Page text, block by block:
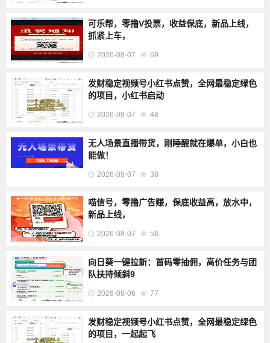
可乐帮，零撸V投票，收益保底，新品上线，
抓紧上车，
2026-08-07 69
发财稳定视频号小红书点赞，全网最稳定绿色
的项目，小红书启动
2026-08-07 48
无人场景直播带货，刚睡醒就在爆单，小白也
能做！
2026-08-07 38
喵信号，零撸广告赚，保底收益高，放水中，
新品上线，
2026-08-07 58
​向日葵一键拉新：首码零抽佣，高价任务与团
队扶持倾斜9
2026-08-06 77
发财稳定视频号小红书点赞，全网最稳定绿色
的项目，一起起飞